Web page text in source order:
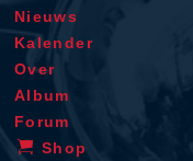
Nieuws
Kalender
Over
Album
Forum
Shop